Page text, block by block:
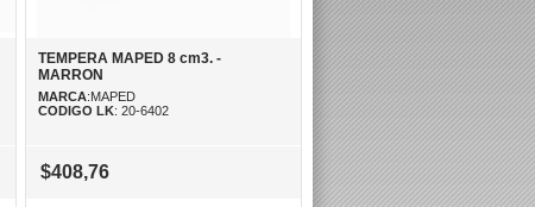
TEMPERA MAPED 8 cm3. -
MARRON
MARCA:MAPED
CODIGO LK: 20-6402
$408,76